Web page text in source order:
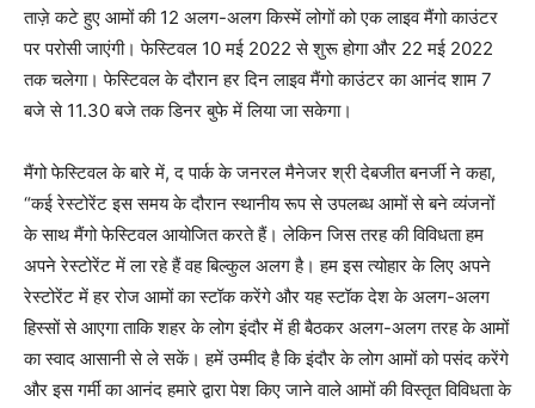
ताज़े कटे हुए आमों की 12 अलग-अलग किस्में लोगों को एक लाइव मैंगो काउंटर
पर परोसी जाएंगी। फेस्टिवल 10 मई 2022 से शुरू होगा और 22 मई 2022
तक चलेगा। फेस्टिवल के दौरान हर दिन लाइव मैंगो काउंटर का आनंद शाम 7
बजे से 11.30 बजे तक डिनर बुफे में लिया जा सकेगा।
मैंगो फेस्टिवल के बारे में, द पार्क के जनरल मैनेजर श्री देबजीत बनर्जी ने कहा,
“कई रेस्टोरेंट इस समय के दौरान स्थानीय रूप से उपलब्ध आमों से बने व्यंजनों
के साथ मैंगो फेस्टिवल आयोजित करते हैं। लेकिन जिस तरह की विविधता हम
अपने रेस्टोरेंट में ला रहे हैं वह बिल्कुल अलग है। हम इस त्योहार के लिए अपने
रेस्टोरेंट में हर रोज आमों का स्टॉक करेंगे और यह स्टॉक देश के अलग-अलग
हिस्सों से आएगा ताकि शहर के लोग इंदौर में ही बैठकर अलग-अलग तरह के आमों
का स्वाद आसानी से ले सकें। हमें उम्मीद है कि इंदौर के लोग आमों को पसंद करेंगे
और इस गर्मी का आनंद हमारे द्वारा पेश किए जाने वाले आमों की विस्तृत विविधता के